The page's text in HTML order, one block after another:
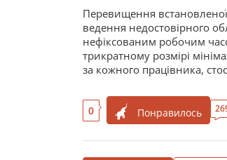
Перевищення
ведення недостовірного
нефіксованим робочим
трикратному розмірі
за кожного працівника,
0 Понравилось